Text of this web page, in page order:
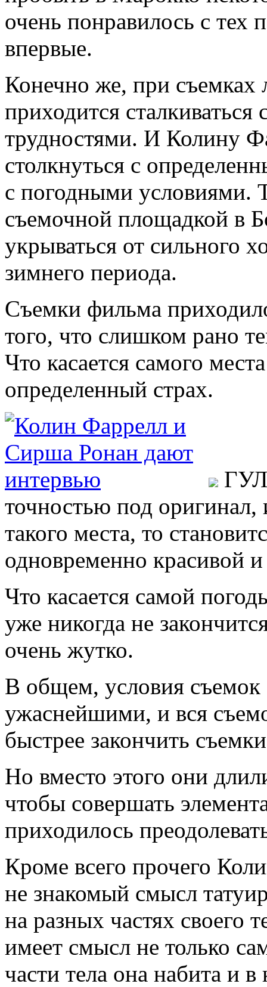
очень понравилось с тех
впервые.
Конечно же, при
приходится
трудностями. И Колину
столкнуться с
с погодными условиями.
съемочной площадкой в
укрываться от сильного
зимнего периода.
Съемки фильма
того, что слишком рано
Что касается самого
определенный страх.
точностью под
такого места, то
одновременно красивой
Что касается самой
уже никогда не
очень жутко.
В общем, условия
ужаснейшими, и вся
быстрее закончить
Но вместо этого они
чтобы совершать
приходилось
Кроме всего прочего
не знакомый смысл
на разных частях своего
имеет смысл не только
части тела она набита и в